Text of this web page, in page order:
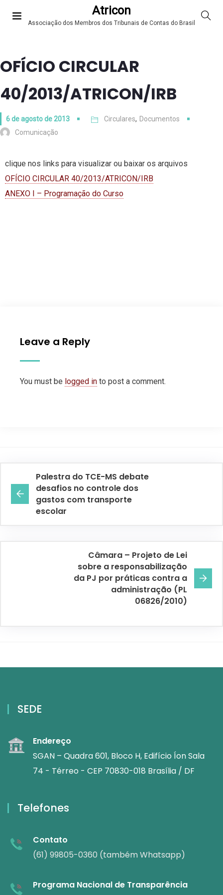
Atricon
Associação dos Membros dos Tribunais de Contas do Brasil
OFÍCIO CIRCULAR
40/2013/ATRICON/IRB
6 de agosto de 2013 Circulares, Documentos
Comunicação
clique nos links para visualizar ou baixar os arquivos
OFÍCIO CIRCULAR 40/2013/ATRICON/IRB
ANEXO I – Programação do Curso
Leave a Reply
You must be logged in to post a comment.
Palestra do TCE-MS debate
desafios no controle dos
gastos com transporte
escolar
Câmara – Projeto de Lei
sobre a responsabilização
da PJ por práticas contra a
administração (PL
06826/2010)
SEDE
Endereço
SGAN – Quadra 601, Bloco H, Edifício Íon Sala
74 - Térreo - CEP 70830-018 Brasília / DF
Telefones
Contato
(61) 99805-0360 (também Whatsapp)
Programa Nacional de Transparência